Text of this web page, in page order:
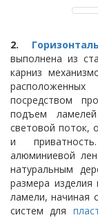
2.
выполнена из
карниз
посредством
подъем
световой поток,
и
алюминиевой
натуральным
размера
ламели, начиная
систем для